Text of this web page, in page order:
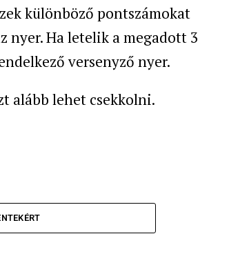
különböző pontszámokat
nyer. Ha letelik a megadott 3
versenyző nyer.
alább lehet csekkolni.